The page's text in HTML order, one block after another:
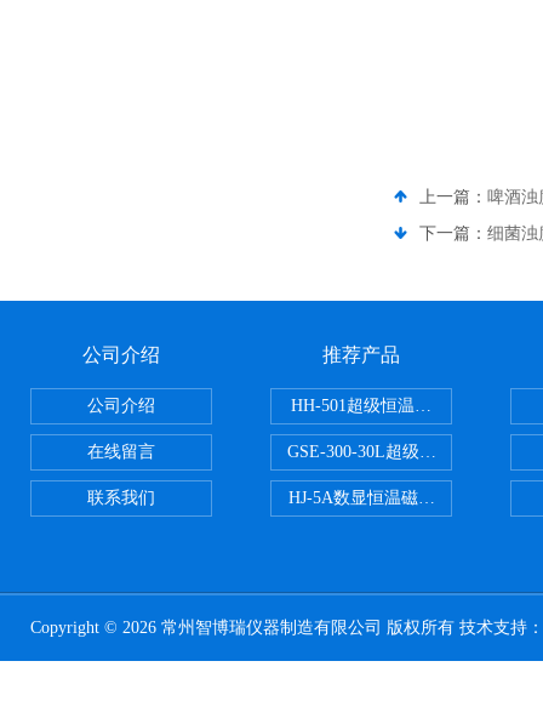
上一篇： 啤酒浊
下一篇： 细菌浊
公司介绍
公司介绍
在线留言
联系我们
推荐产品
HH-501超级恒温水浴
GSE-300-30L超级循环恒温油浴锅
HJ-5A数显恒温磁力搅拌器
Copyright © 2026 常州智博瑞仪器制造有限公司 版权所有 技术支持：